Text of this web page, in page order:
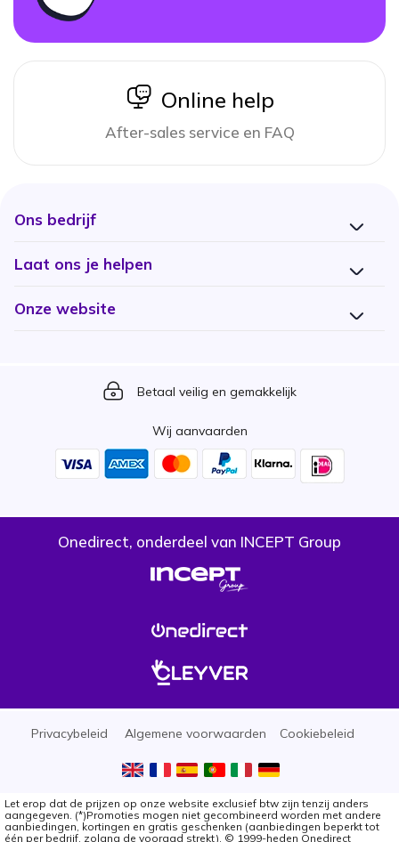
icon
Online help
After-sales service en FAQ
Ons bedrijf
Laat ons je helpen
Onze website
Icon
Betaal veilig en gemakkelijk
Wij aanvaarden
Onedirect, onderdeel van INCEPT Group
Privacybeleid Algemene voorwaarden Cookiebeleid
Let erop dat de prijzen op onze website exclusief btw zijn tenzij anders
aangegeven. (*)Promoties mogen niet gecombineerd worden met andere
aanbiedingen, kortingen en gratis geschenken (aanbiedingen beperkt tot
één per bedrijf, zolang de vooraad strekt). © 1999-heden Onedirect